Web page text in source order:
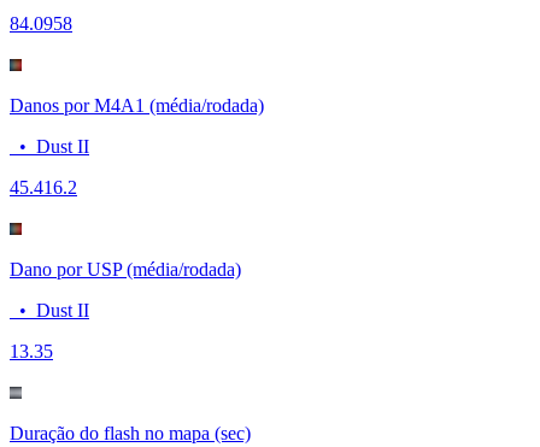
84.0958
Danos por M4A1 (média/rodada)
• Dust II
45.416.2
Dano por USP (média/rodada)
• Dust II
13.35
Duração do flash no mapa (sec)